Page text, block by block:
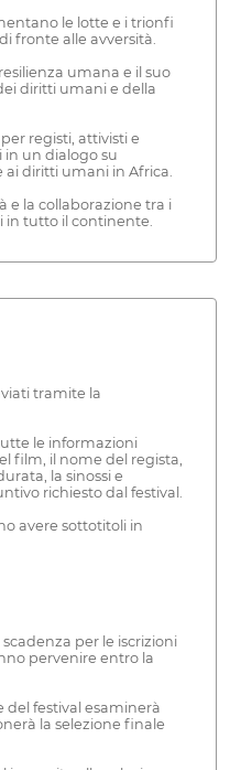
le lotte e i trionfi
fronte alle avversità.
umana e il suo
diritti umani e della
registi, attivisti e
un dialogo su
ai diritti umani in Africa.
e la collaborazione tra i
in tutto il continente.
tramite la
le informazioni
film, il nome del regista,
la sinossi e
richiesto dal festival.
avere sottotitoli in
per le iscrizioni
pervenire entro la
del festival esaminerà
la selezione finale